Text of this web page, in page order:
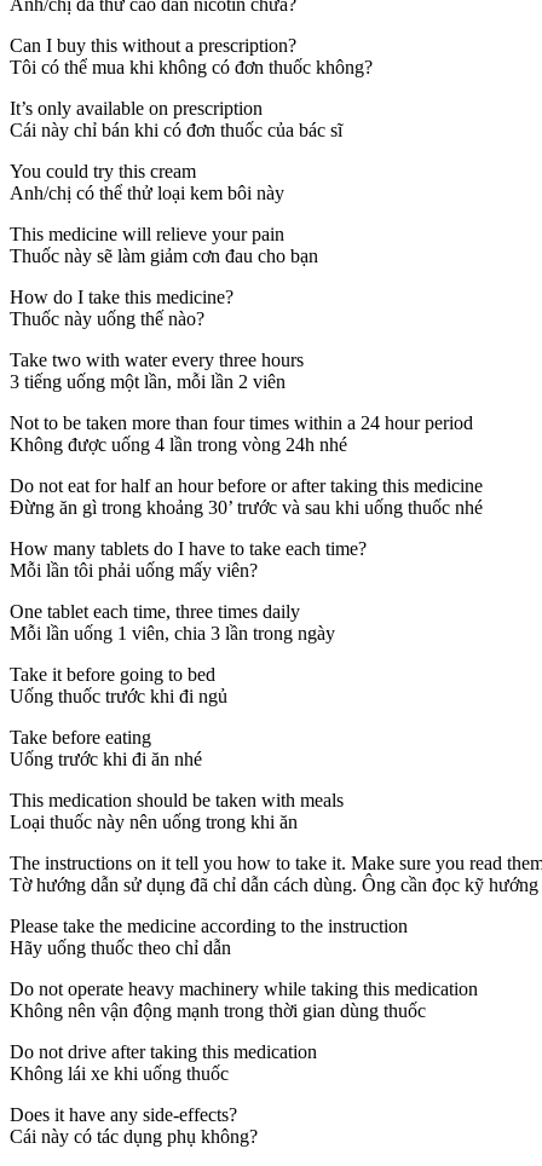
Anh/chị đã thử cao dán nicôtin chưa?
Can I buy this without a prescription?
Tôi có thể mua khi không có đơn thuốc không?
It’s only available on prescription
Cái này chỉ bán khi có đơn thuốc của bác sĩ
You could try this cream
Anh/chị có thể thử loại kem bôi này
This medicine will relieve your pain
Thuốc này sẽ làm giảm cơn đau cho bạn
How do I take this medicine?
Thuốc này uống thế nào?
Take two with water every three hours
3 tiếng uống một lần, mỗi lần 2 viên
Not to be taken more than four times within a 24 hour period
Không được uống 4 lần trong vòng 24h nhé
Do not eat for half an hour before or after taking this medicine
Đừng ăn gì trong khoảng 30’ trước và sau khi uống thuốc nhé
How many tablets do I have to take each time?
Mỗi lần tôi phải uống mấy viên?
One tablet each time, three times daily
Mỗi lần uống 1 viên, chia 3 lần trong ngày
Take it before going to bed
Uống thuốc trước khi đi ngủ
Take before eating
Uống trước khi đi ăn nhé
This medication should be taken with meals
Loại thuốc này nên uống trong khi ăn
The instructions on it tell you how to take it. Make sure you read
Tờ hướng dẫn sử dụng đã chỉ dẫn cách dùng. Ông cần đọc kỹ
Please take the medicine according to the instruction
Hãy uống thuốc theo chỉ dẫn
Do not operate heavy machinery while taking this medication
Không nên vận động mạnh trong thời gian dùng thuốc
Do not drive after taking this medication
Không lái xe khi uống thuốc
Does it have any side-effects?
Cái này có tác dụng phụ không?